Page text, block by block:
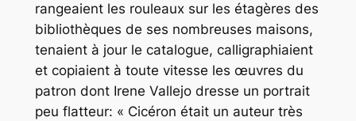
rangeaient les rouleaux sur les étagères des
bibliothèques de ses nombreuses maisons,
tenaient à jour le catalogue, calligraphiaient
et copiaient à toute vitesse les œuvres du
patron dont Irene Vallejo dresse un portrait
peu flatteur: « Cicéron était un auteur très